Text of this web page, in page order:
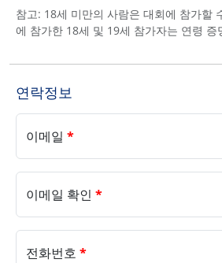
참고: 18세 미만의 사람은 대회에 참가할
에 참가한 18세 및 19세 참가자는 연령 증
연락정보
이메일 *
이메일 확인 *
전화번호 *